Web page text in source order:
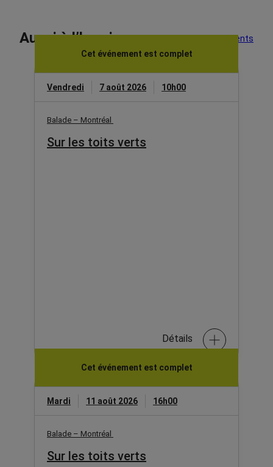
Aussi à l’horaire
Voir tous les événements
Cet événement est complet
Vendredi 7 août 2026 10h00
Balade – Montréal
Sur les toits verts
Détails
Cet événement est complet
Mardi 11 août 2026 16h00
Balade – Montréal
Sur les toits verts